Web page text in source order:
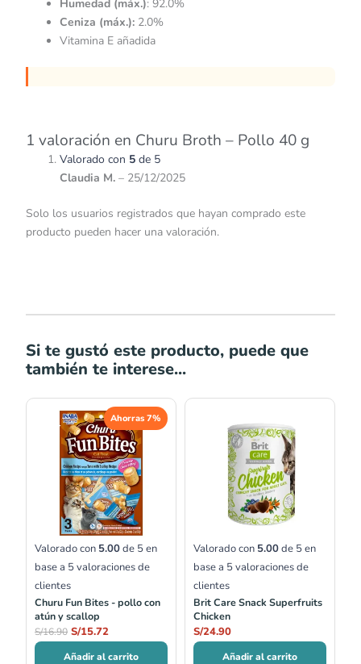
Humedad (máx.): 92.0%
Ceniza (máx.): 2.0%
Vitamina E añadida
1 valoración en Churu Broth – Pollo 40 g
Valorado con 5 de 5
Claudia M. – 25/12/2025
Solo los usuarios registrados que hayan comprado este
producto pueden hacer una valoración.
Si te gustó este producto, puede que
también te interese...
Ahorras 7%
Valorado con 5.00de 5 en
base a 5valoraciones de
clientes
Churu Fun Bites - pollo con
atún y scallop
S/16.90
precio
original
era:
S/16.90.
S/15.72
El
precio
actual
es:
S/15.72.
Añadir al carrito
Valorado con 5.00de 5 en
base a 5valoraciones de
clientes
Brit Care Snack Superfruits
Chicken
S/24.90
Añadir al carrito